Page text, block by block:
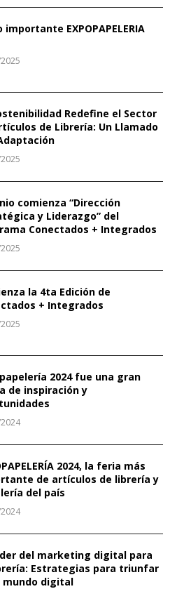
importante EXPOPAPELERIA
Redefine el Sector
de Librería: Un Llamado
comienza “Dirección
y Liderazgo” del
Conectados + Integrados
la 4ta Edición de
+ Integrados
2024 fue una gran
de inspiración y
2024, la feria más
de artículos de librería y
del país
del marketing digital para
Estrategias para triunfar
mundo digital